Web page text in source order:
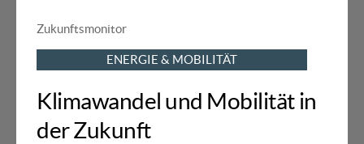
Zukunftsmonitor
ENERGIE & MOBILITÄT
Klimawandel und Mobilität in
der Zukunft